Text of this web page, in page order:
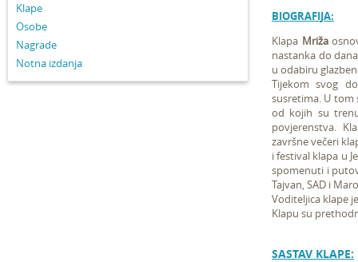
Klape
Osobe
Nagrade
Notna izdanja
BIOGRAFIJA:
Klapa Mriža
nastanka do
u odabiru
Tijekom svog
susretima. U tom
od kojih su
povjerenstva.
završne večeri
i festival klapa u
spomenuti i
Tajvan, SAD i
Voditeljica klape
Klapu su
SASTAV KLAPE: